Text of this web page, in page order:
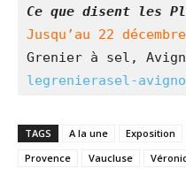
Ce que disent les
Jusqu’au 22 décembre
Grenier à sel,
legrenierasel-
TAGS A la une Exposition
Provence
Vaucluse